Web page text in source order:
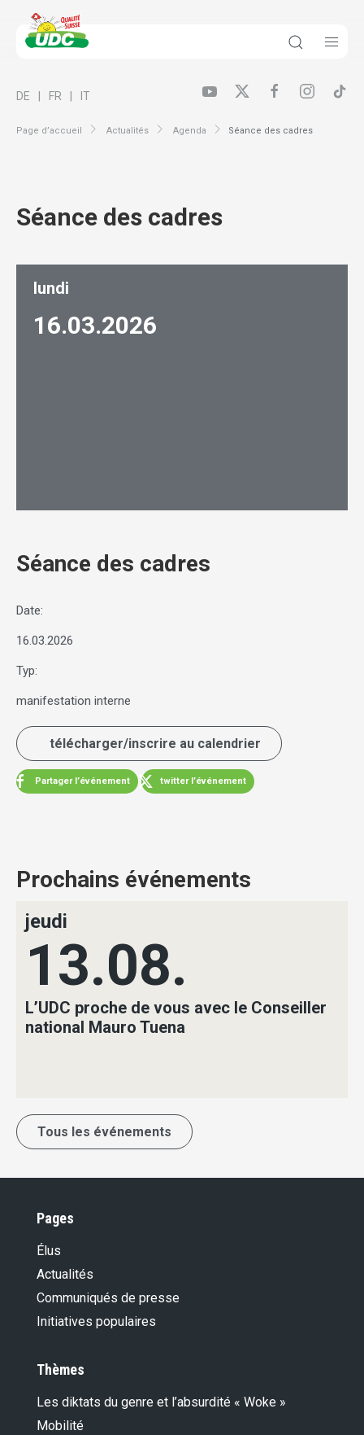
Page d’accueil Actualités Agenda Séance des cadres
DE FR IT
Séance des cadres
lundi
16.03.2026
Séance des cadres
Date:
16.03.2026
Typ:
manifestation interne
télécharger/inscrire au calendrier
Partager l’événement twitter l’événement
Prochains événements
jeudi
13.08.
L’UDC proche de vous avec le Conseiller
national Mauro Tuena
Tous les événements
Pages
Élus
Actualités
Communiqués de presse
Initiatives populaires
Thèmes
Les diktats du genre et l’absurdité « Woke »
Mobilité